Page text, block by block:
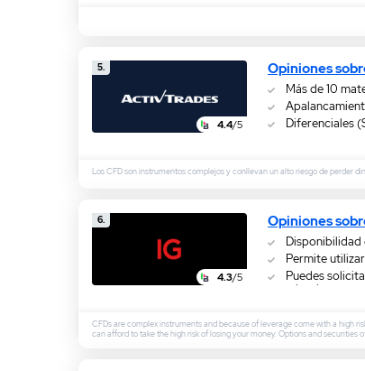
5.
4.4/5
Opiniones
Más de 10
Diferenciales
Los CFD son instrumentos complejos y conllevan un alto riesgo de perder
6.
4.3/5
Opiniones
Disponibilidad
Permite
Puedes
minorista a
CFDs are complex instruments and because of leverage come with a high
can afford to take the high risk of losing your money. Options and